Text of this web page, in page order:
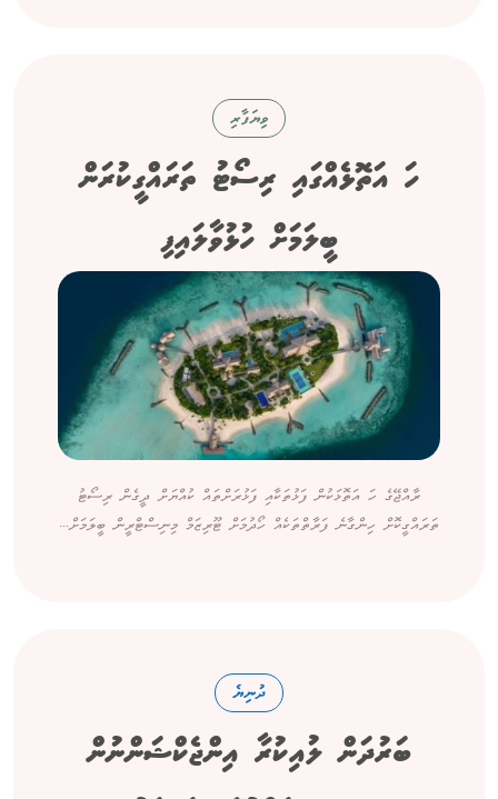
ވިޔަފާރި
ހަ އަތޮޅެއްގައި ރިސޯޓު ތަރައްގީކުރަން
ބީލަމަށް ހުޅުވާލައިފި
ރާއްޖޭގެ ހަ އަތޮޅަކުން ފަޅުތަކާއި ފަޅުރަށްތައް ކުއްޔަށް ދީގެން ރިސޯޓު
ތަރައްގީކޮށް ހިންގާނެ ފަރާތްތަކެއް ހޯދުމަށް ޓޫރިޒަމް މިނިސްޓްރީން ބީލަމަށް...
ދުނިޔެ
ބަރުދަން ލުއިކުރާ އިންޖެކްޝަންނުން